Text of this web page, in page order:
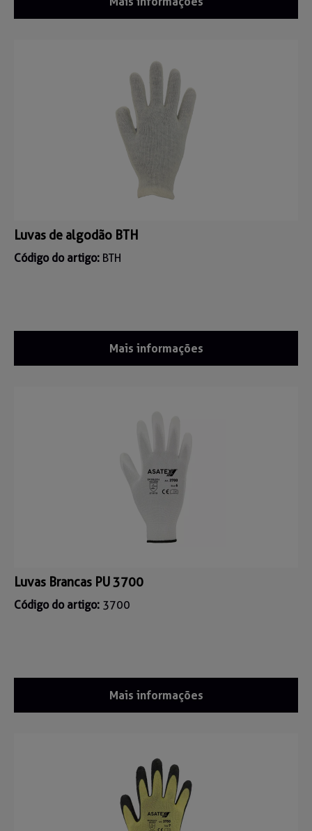
Luvas de algodão BTH
Código do artigo: BTH
Mais informações
Luvas Brancas PU 3700
Código do artigo: 3700
Mais informações